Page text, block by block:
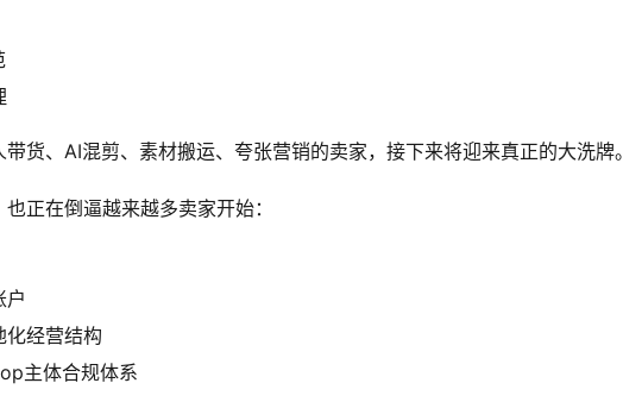
货、AI混剪、素材搬运、夸张营销的卖家，接下来将迎来真正的大洗牌。
正在倒逼越来越多卖家开始：
户
化经营结构
主体合规体系